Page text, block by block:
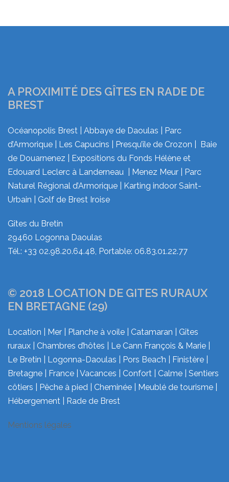
A PROXIMITÉ DES GÎTES EN RADE DE
BREST
Océanopolis Brest | Abbaye de Daoulas | Parc
d’Armorique | Les Capucins | Presqu’île de Crozon | Baie
de Douarnenez | Expositions du Fonds Hélène et
Edouard Leclerc à Landerneau | Menez Meur | Parc
Naturel Régional d’Armorique | Karting indoor Saint-
Urbain | Golf de Brest Iroise
Gîtes du Bretin
29460 Logonna Daoulas
Tél.: +33 02.98.20.64.48, Portable: 06.83.01.22.77
© 2018 LOCATION DE GITES RURAUX
EN BRETAGNE (29)
Location | Mer | Planche à voile | Catamaran | Gîtes
ruraux | Chambres d’hôtes | Le Cann François & Marie |
Le Bretin | Logonna-Daoulas | Pors Beac’h | Finistère |
Bretagne | France | Vacances | Confort | Calme | Sentiers
côtiers | Pêche à pied | Cheminée | Meublé de tourisme |
Hébergement | Rade de Brest
Mentions légales